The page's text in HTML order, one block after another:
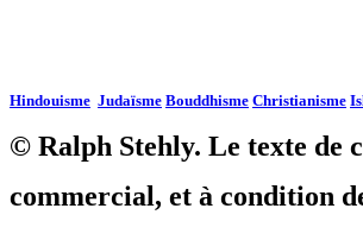
Hindouisme Judaïsme Bouddhisme Christianisme
© Ralph Stehly. Le texte de
commercial, et à condition